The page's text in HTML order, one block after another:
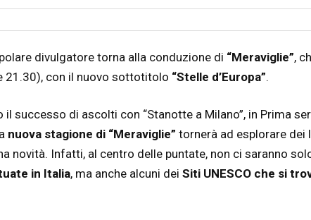
divulgatore torna alla conduzione di “Meraviglie”,
21.30), con il nuovo sottotitolo “Stelle d’Europa”.
il successo di ascolti con “Stanotte a Milano”, in Prima
nuova stagione di “Meraviglie” tornerà ad esplorare dei
novità. Infatti, al centro delle puntate, non ci saranno
in Italia, ma anche alcuni dei Siti UNESCO che si